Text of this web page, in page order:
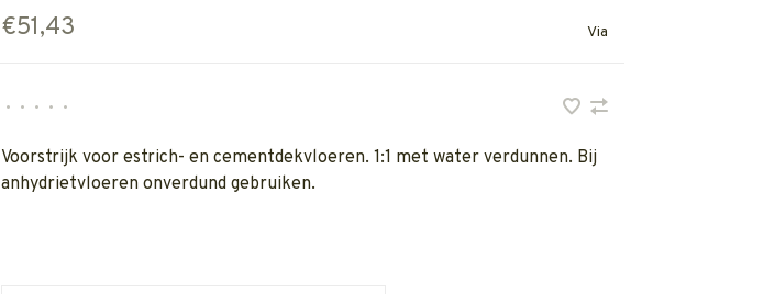
€51,43 Via
• • • • •
Voorstrijk voor estrich- en cementdekvloeren. 1:1 met water verdunnen. Bij
anhydrietvloeren onverdund gebruiken.